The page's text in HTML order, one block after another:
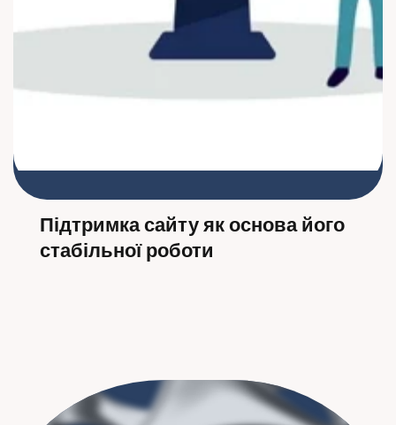
Підтримка сайту як основа його
стабільної роботи